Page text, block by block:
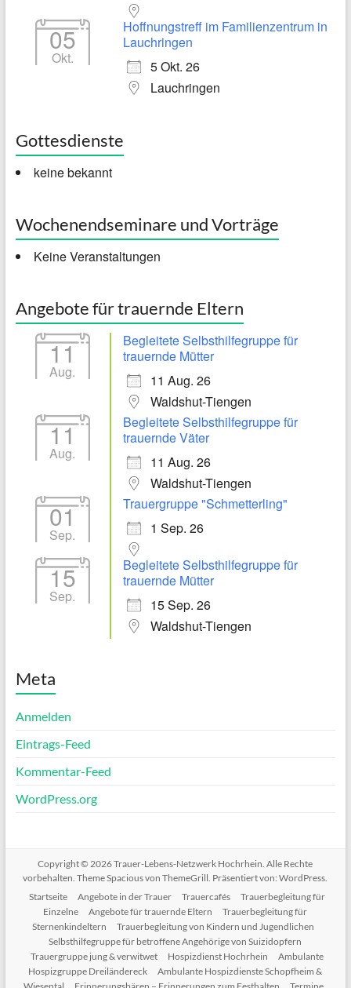
05
Okt.
Hoffnungstreff im Familienzentrum in
Lauchringen
5 Okt. 26
Lauchringen
Gottesdienste
keine bekannt
Wochenendseminare und Vorträge
Keine Veranstaltungen
Angebote für trauernde Eltern
11
Aug.
Begleitete Selbsthilfegruppe für
trauernde Mütter
11 Aug. 26
Waldshut-Tiengen
11
Aug.
Begleitete Selbsthilfegruppe für
trauernde Väter
11 Aug. 26
Waldshut-Tiengen
01
Sep.
Trauergruppe "Schmetterling"
1 Sep. 26
15
Sep.
Begleitete Selbsthilfegruppe für
trauernde Mütter
15 Sep. 26
Waldshut-Tiengen
Meta
Anmelden
Eintrags-Feed
Kommentar-Feed
WordPress.org
Copyright © 2026Trauer-Lebens-Netzwerk Hochrhein. Alle Rechte
vorbehalten. ThemeSpaciousvon ThemeGrill. Präsentiert von:WordPress.
Startseite
Angebote in der Trauer Trauercafés
Trauerbegleitung für
Einzelne
Angebote für trauernde Eltern
Trauerbegleitung für
Sternenkindeltern
Trauerbegleitung von Kindern und Jugendlichen
Selbsthilfegruppe für betroffene Angehörige von Suizidopfern
Trauergruppe jung & verwitwet
Hospizdienst Hochrhein
Ambulante
Hospizgruppe Dreiländereck
Ambulante Hospizdienste Schopfheim &